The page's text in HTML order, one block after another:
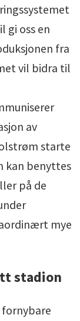
gi oss en
fra
vil bidra til
av
starte
kan benyttes
på de
mye
stadion